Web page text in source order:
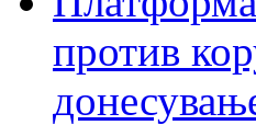
против